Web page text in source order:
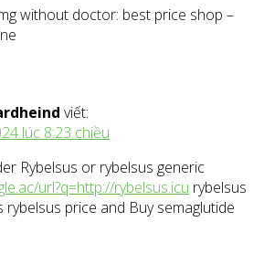
without doctor: best price shop –
viết:
lúc 8:23 chiều
Rybelsus or rybelsus generic
url?q=http://rybelsus.icu rybelsus
rybelsus price and Buy semaglutide